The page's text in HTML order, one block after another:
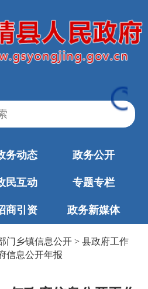
务动态 政务公开
民互动 专题专栏
商引资 政务新媒体
门乡镇信息公开 > 县政府工作
信息公开年报